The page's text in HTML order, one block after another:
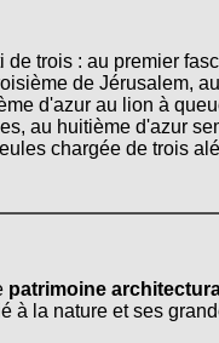
trois : au premier
de Jérusalem,
d'azur au lion à
au huitième d'azur
chargée de trois
patrimoine
à la nature et ses